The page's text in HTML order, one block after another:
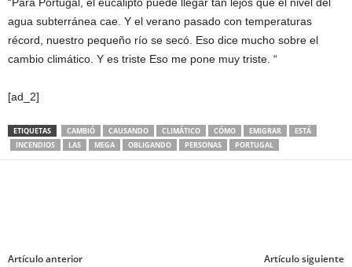
agua subterránea cae. Y el verano pasado con temperaturas
récord, nuestro pequeño río se secó. Eso dice mucho sobre el
cambio climático. Y es triste Eso me pone muy triste. “
[ad_2]
ETIQUETAS CAMBIÓ CAUSANDO CLIMÁTICO CÓMO EMIGRAR
ESTÁ
INCENDIOS
LAS MEGA OBLIGANDO PERSONAS PORTUGAL
Artículo anterior Artículo siguiente